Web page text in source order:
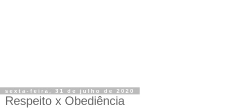
sexta-feira, 31 de julho de 2020
Respeito x Obediência